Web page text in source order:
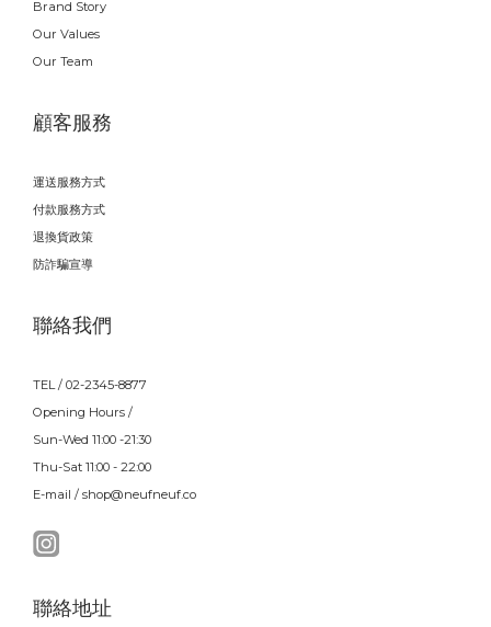
Brand Story
Our Values
Our Team
顧客服務
運送服務方式
付款服務方式
退換貨政策
防詐騙宣導
聯絡我們
TEL / 02-2345-8877
Opening Hours /
Sun-Wed 11:00 -21:30
Thu-Sat 11:00 - 22:00
E-mail / shop@neufneuf.co
聯絡地址